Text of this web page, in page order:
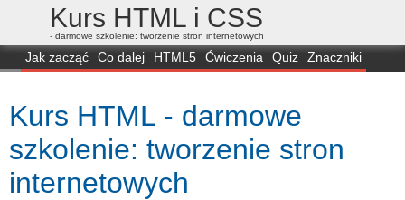
Kurs HTML i CSS
- darmowe szkolenie: tworzenie stron internetowych
Jak zacząć Co dalej HTML5 Ćwiczenia Quiz
Znaczniki
FAQ
Przeglądarki Mapa FORUM
Kurs HTML - darmowe
szkolenie: tworzenie stron
internetowych